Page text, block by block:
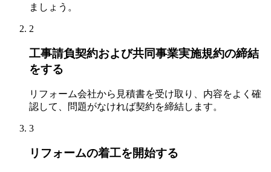
ましょう。
2
工事請負契約および共同事業実施規約の締結
をする
リフォーム会社から見積書を受け取り、内容をよく確
認して、問題がなければ契約を締結します。
3
リフォームの着工を開始する